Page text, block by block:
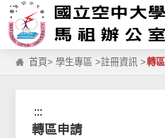
跳到主要內容區塊
:::
首頁>學生專區 >註冊資訊 >轉
:::
轉區申請